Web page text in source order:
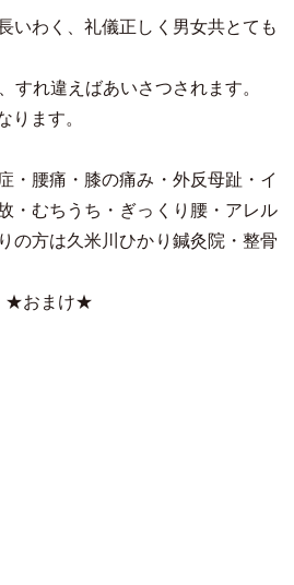
いわく、礼儀正しく男女共とても
すれ違えばあいさつされます。
ります。
・腰痛・膝の痛み・外反母趾・イ
・むちうち・ぎっくり腰・アレル
の方は久米川ひかり鍼灸院・整骨
★おまけ★